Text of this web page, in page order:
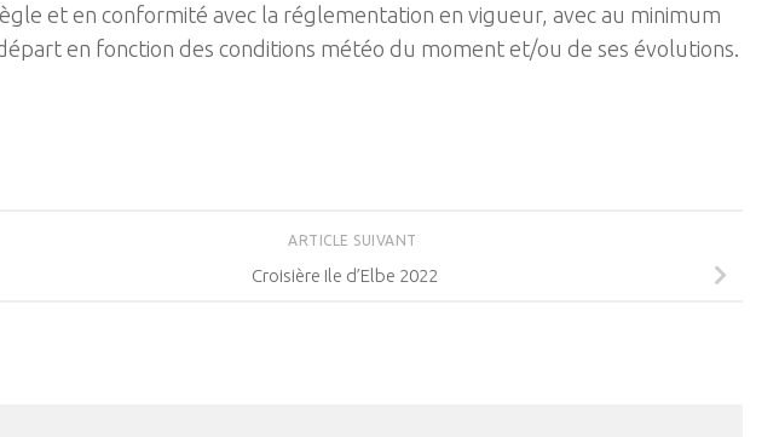
et en conformité avec la réglementation en vigueur, avec au minimum
en fonction des conditions météo du moment et/ou de ses évolutions.
ARTICLE SUIVANT
Croisière Ile d’Elbe 2022